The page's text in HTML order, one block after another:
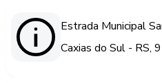
Estrada Municipal
Caxias do Sul - RS,